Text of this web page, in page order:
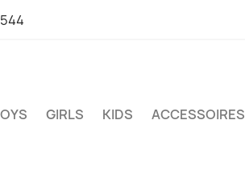
GIRLS KIDS ACCESSOIRES